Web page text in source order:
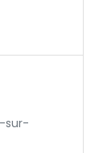
sur-